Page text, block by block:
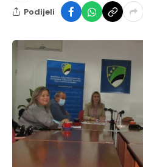
Podijeli